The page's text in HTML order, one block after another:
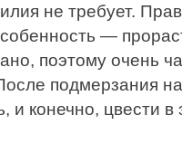
не требует.
—
поэтому очень
подмерзания
и конечно, цвести в